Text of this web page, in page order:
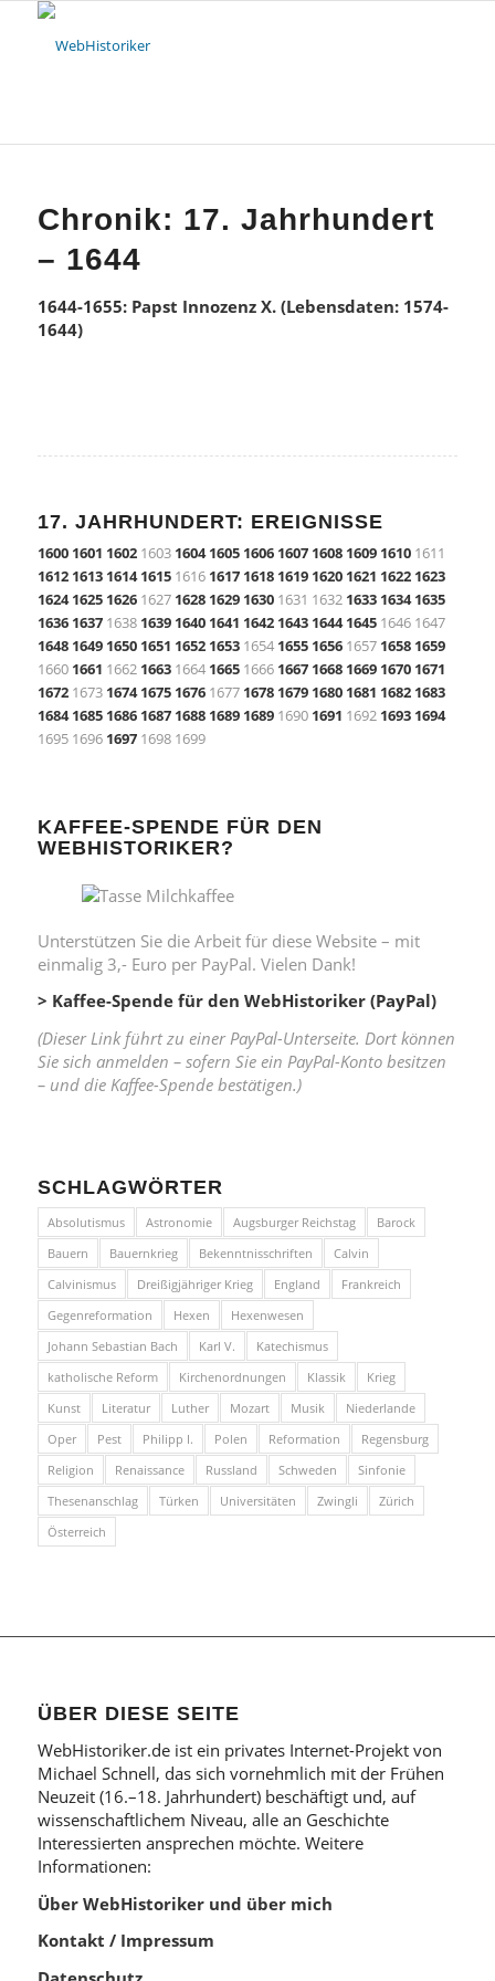
Chronik: 17. Jahrhundert
– 1644
1644-1655: Papst Innozenz X. (Lebensdaten: 1574-
1644)
17. JAHRHUNDERT: EREIGNISSE
1600 1601 16021603 1604 1605 1606 1607 1608 1609 16101611
1612 1613 1614 16151616 1617 1618 1619 1620 1621 1622 1623
1624 1625 16261627 1628 1629 16301631 1632 1633 1634 1635
1636 16371638 1639 1640 1641 1642 1643 1644 16451646 1647
1648 1649 1650 1651 1652 16531654 1655 16561657 1658 1659
1660 1661 1662 16631664 16651666 1667 1668 1669 1670 1671
16721673 1674 1675 16761677 1678 1679 1680 1681 1682 1683
1684 1685 1686 1687 1688 1689 16891690 1691 1692 1693 1694
1695 1696 16971698 1699
KAFFEE-SPENDE FÜR DEN
WEBHISTORIKER?
Unterstützen Sie die Arbeit für diese Website – mit
einmalig 3,- Euro per PayPal. Vielen Dank!
> Kaffee-Spende für den WebHistoriker (PayPal)
(Dieser Link führt zu einer PayPal-Unterseite. Dort können
Sie sich anmelden – sofern Sie ein PayPal-Konto besitzen
– und die Kaffee-Spende bestätigen.)
SCHLAGWÖRTER
Absolutismus Astronomie Augsburger Reichstag
Barock
Bauern
Bauernkrieg Bekenntnisschriften
Calvin
Calvinismus
Dreißigjähriger Krieg England
Frankreich
Gegenreformation
Hexen
Hexenwesen
Johann Sebastian Bach
Karl V.
Katechismus
katholische Reform
Kirchenordnungen Klassik
Krieg
Kunst
Literatur Luther Mozart Musik
Niederlande
Oper
Pest Philipp I. Polen Reformation
Regensburg
Religion
Renaissance Russland Schweden
Sinfonie
Thesenanschlag
Türken Universitäten Zwingli
Zürich
Österreich
ÜBER DIESE SEITE
WebHistoriker.de ist ein privates Internet-Projekt von
Michael Schnell, das sich vornehmlich mit der Frühen
Neuzeit (16.–18. Jahrhundert) beschäftigt und, auf
wissenschaftlichem Niveau, alle an Geschichte
Interessierten ansprechen möchte. Weitere
Informationen:
Über WebHistoriker und über mich
Kontakt / Impressum